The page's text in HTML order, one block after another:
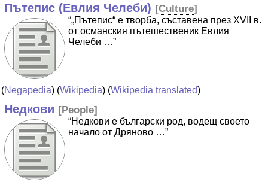
Пътепис (Евлия Челеби) [Culture]
“„Пътепис“ е творба, съставена през XVII в.
от османския пътешественик Евлия
Челеби …”
(Negapedia) (Wikipedia) (Wikipedia translated)
Недкови [People]
“Недкови е български род, водещ своето
начало от Дряново …”